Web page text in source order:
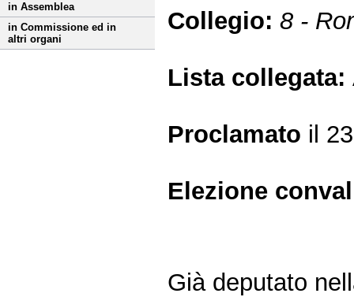
in Assemblea
in Commissione ed in
altri organi
Collegio:8 -
Lista collegata:
Proclamato il
Elezione
Già deputato